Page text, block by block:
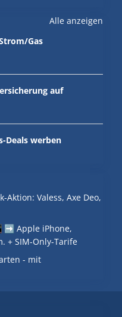
Alle anzeigen
Gas
auf
Deals werben
Aktion: Valess, Axe Deo,
Apple iPhone,
+ SIM-Only-Tarife
- mit